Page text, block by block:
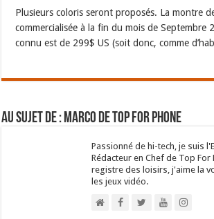
Plusieurs coloris seront proposés. La montre
commercialisée à la fin du mois de Septembre
connu est de 299$ US (soit donc, comme
Au sujet de : Marco de Top For Phone
Passionné de hi-tech, je suis
Rédacteur en Chef de Top For
registre des loisirs, j'aime la
les jeux vidéo.